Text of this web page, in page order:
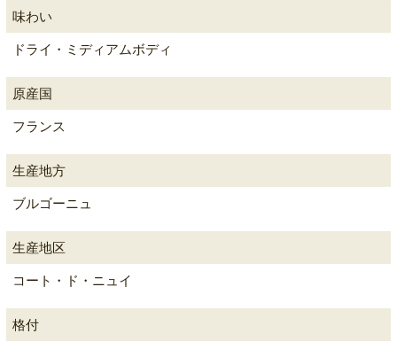
味わい
ドライ・ミディアムボディ
原産国
フランス
生産地方
ブルゴーニュ
生産地区
コート・ド・ニュイ
格付